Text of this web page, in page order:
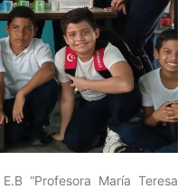
“Profesora María Teresa